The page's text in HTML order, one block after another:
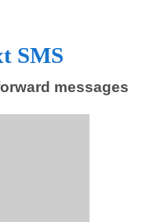
SMS
messages